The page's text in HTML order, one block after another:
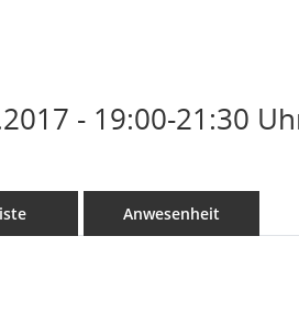
- 19:00-21:30
Anwesenheit